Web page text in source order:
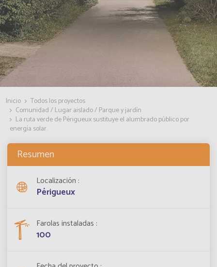
Inicio
Todos los proyectos
Comunidad / Lugar aislado / Parque y jardín
La ruta verde de Périgueux sustituye el alumbrado público por
energía solar.
Resumen
Localización
Périgueux
Farolas instaladas
100